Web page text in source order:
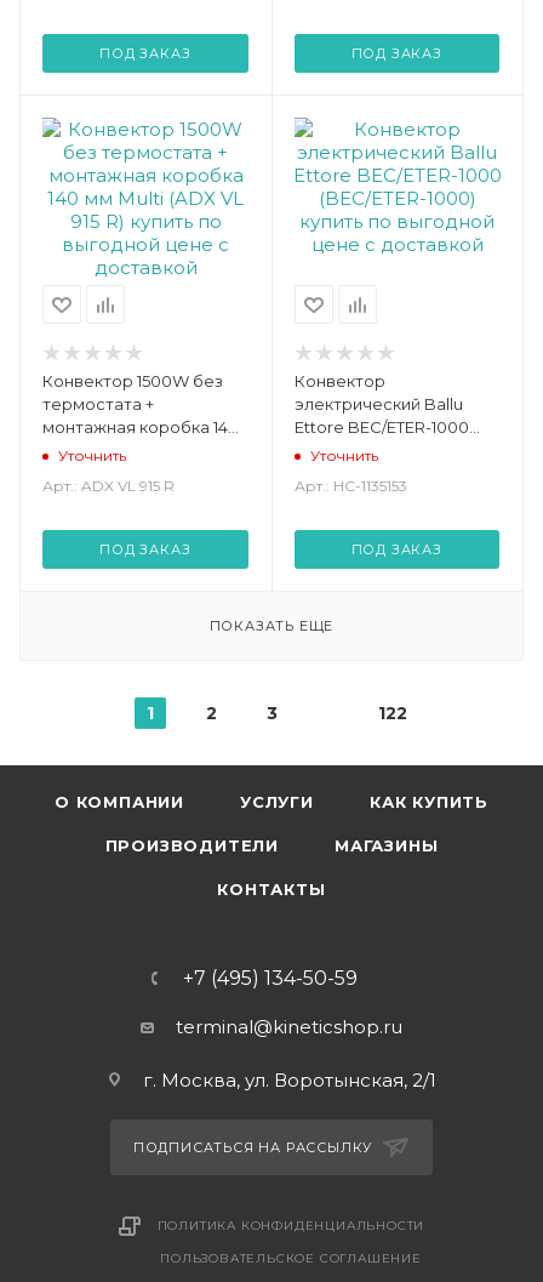
ПОД ЗАКАЗ ПОД ЗАКАЗ
Конвектор 1500W без
термостата +
монтажная коробка 140
Уточнить
Арт.: ADX VL 915 R
ПОД ЗАКАЗ
Конвектор
электрический Ballu
Ettore BEC/ETER-1000
(BEC/ETER-1000)
Уточнить
Арт.: НС-1135153
ПОД ЗАКАЗ
ПОКАЗАТЬ ЕЩЕ
1 2 3 122
О КОМПАНИИ УСЛУГИ КАК КУПИТЬ
ПРОИЗВОДИТЕЛИ МАГАЗИНЫ
КОНТАКТЫ
+7 (495) 134-50-59
terminal@kineticshop.ru
г. Москва, ул. Воротынская, 2/1
ПОДПИСАТЬСЯ НА РАССЫЛКУ
ПОЛИТИКА КОНФИДЕНЦИАЛЬНОСТИ
ПОЛЬЗОВАТЕЛЬСКОЕ СОГЛАШЕНИЕ